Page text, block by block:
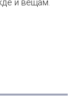
и вещам.